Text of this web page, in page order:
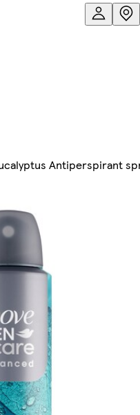
Antiperspirant